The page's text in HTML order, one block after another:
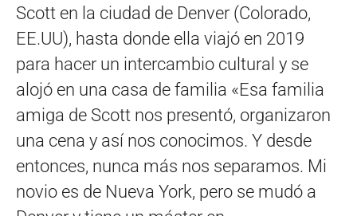
Scott en la ciudad de Denver (Colorado,
EE.UU), hasta donde ella viajó en 2019
para hacer un intercambio cultural y se
alojó en una casa de familia «Esa familia
amiga de Scott nos presentó, organizaron
una cena y así nos conocimos. Y desde
entonces, nunca más nos separamos. Mi
novio es de Nueva York, pero se mudó a